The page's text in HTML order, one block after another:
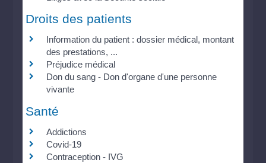
Droits des patients
Information du patient : dossier médical, montant
des prestations, ...
Préjudice médical
Don du sang - Don d'organe d'une personne
vivante
Santé
Addictions
Covid-19
Contraception - IVG